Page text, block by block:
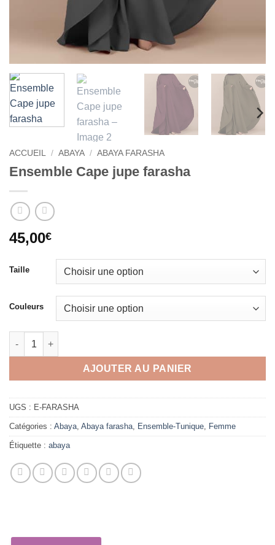
ACCUEIL / ABAYA / ABAYA FARASHA
Ensemble Cape jupe farasha
45,00€
Taille
Couleurs
quantité de Ensemble Cape jupe farasha
AJOUTER AU PANIER
UGS : E-FARASHA
Catégories : Abaya, Abaya farasha, Ensemble-Tunique, Femme
Étiquette : abaya